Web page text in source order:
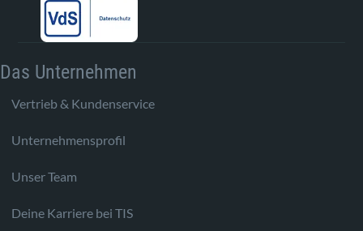
Das Unternehmen
Vertrieb & Kundenservice
Unternehmensprofil
Unser Team
Deine Karriere bei TIS